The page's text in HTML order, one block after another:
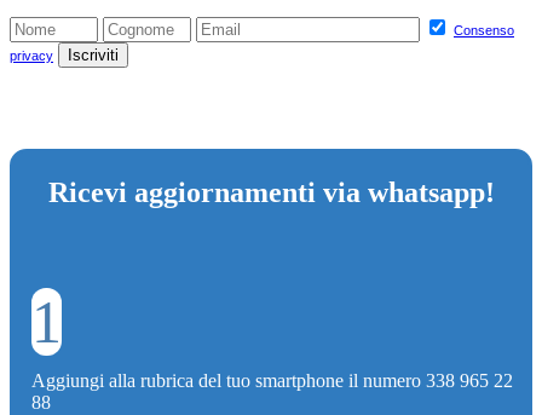
Consenso
privacy
Ricevi aggiornamenti via whatsapp!
1
Aggiungi alla rubrica del tuo smartphone il numero 338 965 22
88